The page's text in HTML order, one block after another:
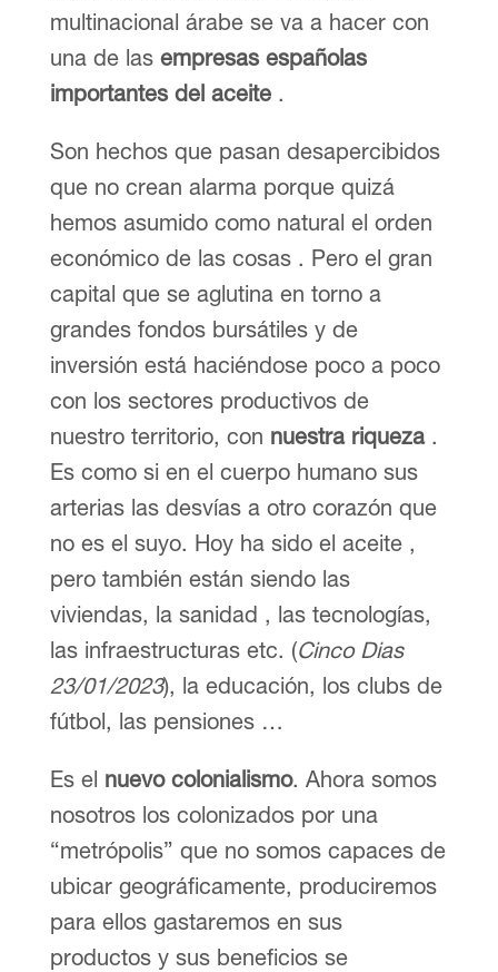
multinacional árabe se va a hacer con
una de las empresas españolas
importantes del aceite.
Son hechos que pasan desapercibidos
que no crean alarma porque quizá
hemos asumido como natural el orden
económico de las cosas . Pero el gran
capital que se aglutina en torno a
grandes fondos bursátiles y de
inversión está haciéndose poco a poco
con los sectores productivos de
nuestro territorio, con nuestra riqueza.
Es como si en el cuerpo humano sus
arterias las desvías a otro corazón que
no es el suyo. Hoy ha sido el aceite ,
pero también están siendo las
viviendas, la sanidad , las tecnologías,
las infraestructuras etc. (Cinco Dias
23/01/2023), la educación, los clubs de
fútbol, las pensiones …
Es el nuevo colonialismo. Ahora somos
nosotros los colonizados por una
“metrópolis” que no somos capaces de
ubicar geográficamente, produciremos
para ellos gastaremos en sus
productos y sus beneficios se